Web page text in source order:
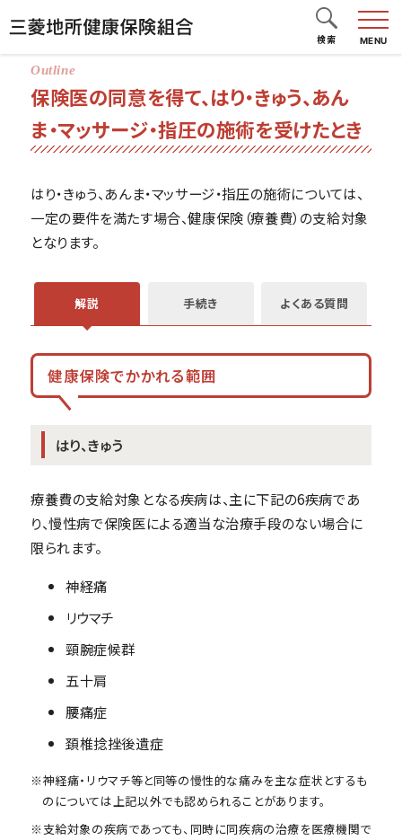
MENU
検索
保険医の同意を得て、はり・きゅう、あん
ま・マッサージ・指圧の施術を受けたとき
はり・きゅう、あんま・マッサージ・指圧の施術については、
一定の要件を満たす場合、健康保険（療養費）の支給対象
となります。
解説 手続き よくある質問
健康保険でかかれる範囲
はり、きゅう
療養費の支給対象となる疾病は、主に下記の6疾病であ
り、慢性病で保険医による適当な治療手段のない場合に
限られます。
神経痛
リウマチ
頸腕症候群
五十肩
腰痛症
頚椎捻挫後遺症
※神経痛・リウマチ等と同等の慢性的な痛みを主な症状とするも
のについては上記以外でも認められることがあります。
※支給対象の疾病であっても、同時に同疾病の治療を医療機関で